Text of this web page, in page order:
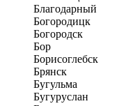
Благодарный
Богородицк
Богородск
Бор
Борисоглебск
Брянск
Бугульма
Бугуруслан